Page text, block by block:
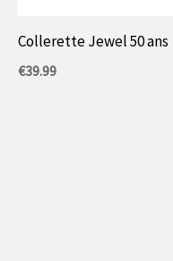
Collerette Jewel 50 ans
€39.99